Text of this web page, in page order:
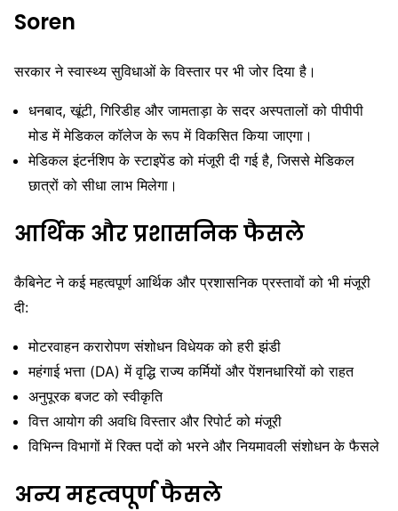
Soren
सरकार ने स्वास्थ्य सुविधाओं के विस्तार पर भी जोर दिया है।
धनबाद, खूंटी, गिरिडीह और जामताड़ा के सदर अस्पतालों को पीपीपी
मोड में मेडिकल कॉलेज के रूप में विकसित किया जाएगा।
मेडिकल इंटर्नशिप के स्टाइपेंड को मंजूरी दी गई है, जिससे मेडिकल
छात्रों को सीधा लाभ मिलेगा।
आर्थिक और प्रशासनिक फैसले
कैबिनेट ने कई महत्वपूर्ण आर्थिक और प्रशासनिक प्रस्तावों को भी मंजूरी
दी:
मोटरवाहन करारोपण संशोधन विधेयक को हरी झंडी
महंगाई भत्ता (DA) में वृद्धि राज्य कर्मियों और पेंशनधारियों को राहत
अनुपूरक बजट को स्वीकृति
वित्त आयोग की अवधि विस्तार और रिपोर्ट को मंजूरी
विभिन्न विभागों में रिक्त पदों को भरने और नियमावली संशोधन के फैसले
अन्य महत्वपूर्ण फैसले